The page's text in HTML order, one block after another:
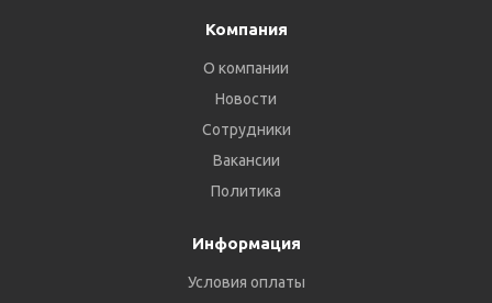
Компания
О компании
Новости
Сотрудники
Вакансии
Политика
Информация
Условия оплаты